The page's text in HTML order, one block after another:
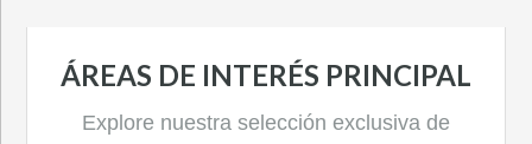
ÁREAS DE INTERÉS PRINCIPAL
Explore nuestra selección exclusiva de